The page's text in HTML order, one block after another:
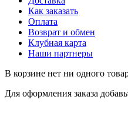
Как заказать
Оплата
Возврат и обмен
Клубная карта
Наши партнеры
В корзине нет ни одного
Для оформления заказа